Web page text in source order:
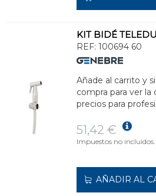
REF: 100694 60
Añade al carrito y
compra para ver la
precios para
51,42 €
Impuestos no incluidos.
AÑADIR AL